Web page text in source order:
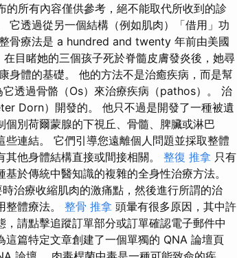
所有內容僅供參考，絕不能取代所收到的診
它透過從另一個結構（例如肌肉）「借用」功
骨療法是 a hundred and twenty 年前由美國
目睹她的三個孩子死於脊髓皮膚發炎後，她尋
身體的基礎。 他的方法不是治癒疾病，而是幫
透過骨骼（Os）來治療疾病（pathos）。 治
Dorn）開發的。 他只不過是開發了一種被遺
別荷爾蒙腺的下視丘、骨髓、脾臟或淋巴
連結。 它們引導您遠離個人問題並採取整體
他身體結構直接或間接相關。 整復 推拿 只有
於傳統中醫知識的複雜的全身性治療方法。
治療收縮肌肉的激痛點，然後進行所謂的治
體療法。 整骨 推拿 頭暈有很多原因，其中許
請點擊追蹤訂單部分或訂單確認電子郵件中
篇特定文章創建了一個單獨的 QNA 論壇頁